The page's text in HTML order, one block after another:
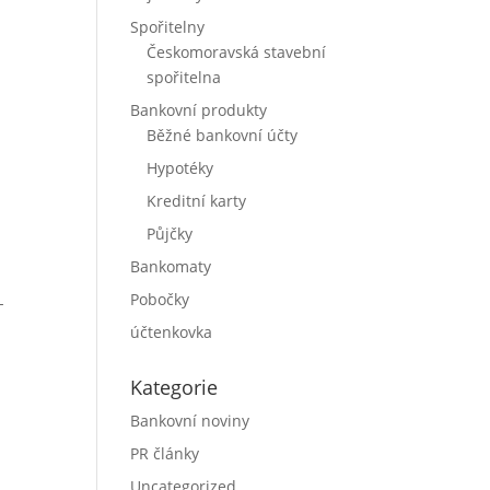
Spořitelny
Českomoravská stavební
spořitelna
Bankovní produkty
Běžné bankovní účty
Hypotéky
Kreditní karty
Půjčky
Bankomaty
Pobočky
účtenkovka
Kategorie
Bankovní noviny
PR články